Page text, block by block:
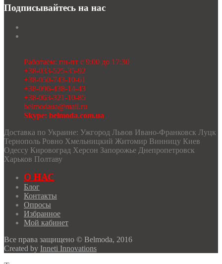
Подписывайтесь на нас
Работаем: пн-пт с 9:00 до 17:30
+38-033-525-35-92
+38-050-743-10-61
+38-096-438-14-43
+38-063-321-10-85
belmodaua@mail.ru
Skype: belmoda.com.ua
Доставка по Украине: Ужгород Львов Ивано-Франковск Луцк
Тернополь Ровно Хмельницкий Житомир Винницу Киев
Одессу Кировоград Херсон Запорожье Днепропетровск
Харьков Полтаву
О НАС
Блог
Контакты
Опросы
Избранное
Мой кабинет
Все права защищено © Belmoda, 2016
Created by Inneti Innovations